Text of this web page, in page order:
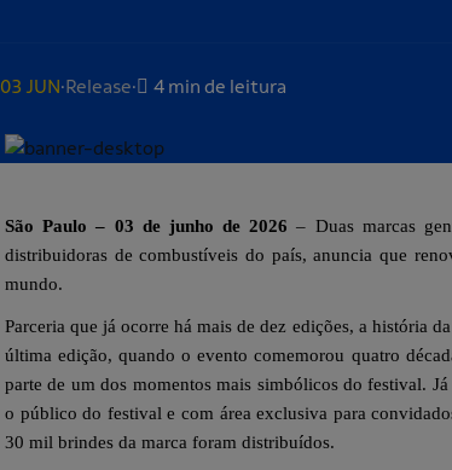
03 JUN.Release. 4 min de leitura
São Paulo – 03 de junho de 2026 – Duas marcas
distribuidoras de combustíveis do país, anuncia que
mundo.
Parceria que já ocorre há mais de dez edições, a história
última edição, quando o evento comemorou quatro
parte de um dos momentos mais simbólicos do festival.
o público do festival e com área exclusiva para
30 mil brindes da marca foram distribuídos.